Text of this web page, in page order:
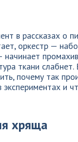
в рассказах о
оркестр —
ткани
почему так
и
хряща